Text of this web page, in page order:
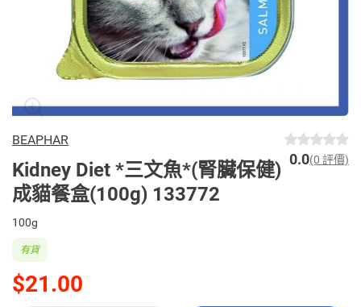
BEAPHAR
Kidney Diet *三文魚*(腎臟保健)
成貓餐盒(100g) 133772
0.0(0 評價)
100g
$21.00
有貨